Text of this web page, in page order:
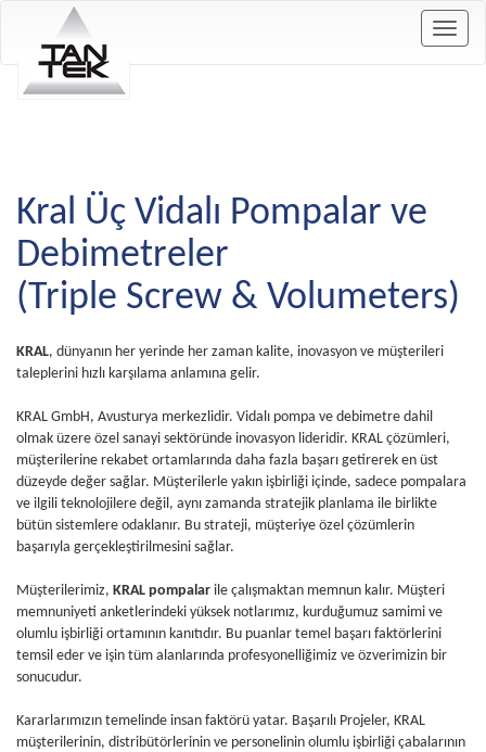
Kral Üç Vidalı Pompalar ve
Debimetreler
(Triple Screw & Volumeters)
KRAL, dünyanın her yerinde her zaman kalite, inovasyon ve müşterileri
taleplerini hızlı karşılama anlamına gelir.
KRAL GmbH, Avusturya merkezlidir. Vidalı pompa ve debimetre dahil
olmak üzere özel sanayi sektöründe inovasyon lideridir. KRAL çözümleri,
müşterilerine rekabet ortamlarında daha fazla başarı getirerek en üst
düzeyde değer sağlar. Müşterilerle yakın işbirliği içinde, sadece pompalara
ve ilgili teknolojilere değil, aynı zamanda stratejik planlama ile birlikte
bütün sistemlere odaklanır. Bu strateji, müşteriye özel çözümlerin
başarıyla gerçekleştirilmesini sağlar.
Müşterilerimiz, KRAL pompalar ile çalışmaktan memnun kalır. Müşteri
memnuniyeti anketlerindeki yüksek notlarımız, kurduğumuz samimi ve
olumlu işbirliği ortamının kanıtıdır. Bu puanlar temel başarı faktörlerini
temsil eder ve işin tüm alanlarında profesyonelliğimiz ve özverimizin bir
sonucudur.
Kararlarımızın temelinde insan faktörü yatar. Başarılı Projeler, KRAL
müşterilerinin, distribütörlerinin ve personelinin olumlu işbirliği çabalarının